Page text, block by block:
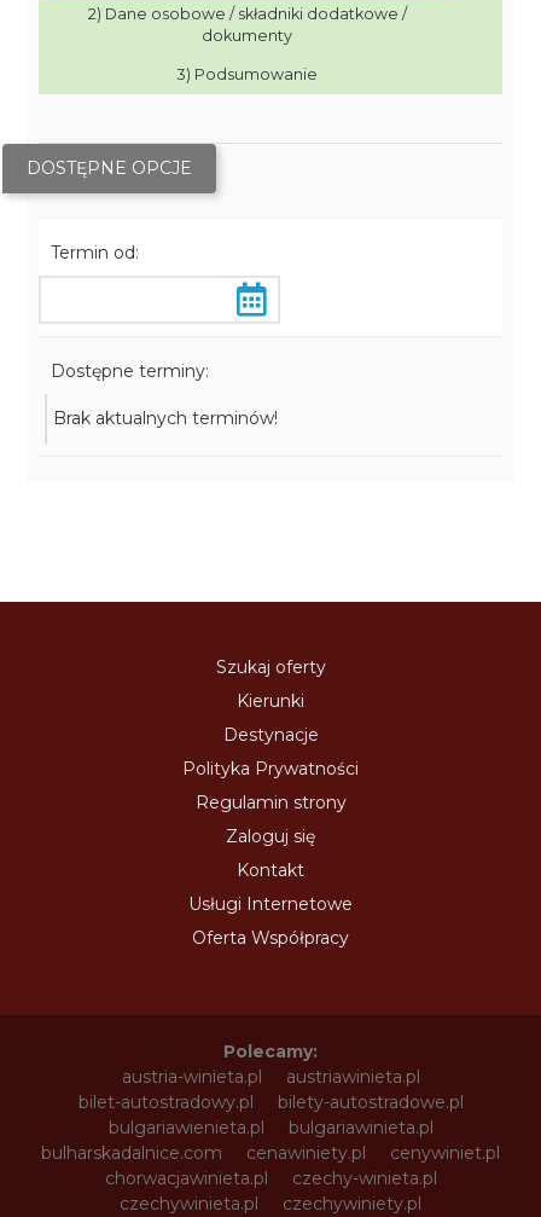
2) Dane osobowe / składniki dodatkowe /
dokumenty
3) Podsumowanie
DOSTĘPNE OPCJE
Termin od:
Dostępne terminy:
Brak aktualnych terminów!
Szukaj oferty
Kierunki
Destynacje
Polityka Prywatności
Regulamin strony
Zaloguj się
Kontakt
Usługi Internetowe
Oferta Współpracy
Polecamy:
austria-winieta.pl
austriawinieta.pl
bilet-autostradowy.pl
bilety-autostradowe.pl
bulgariawienieta.pl
bulgariawinieta.pl
bulharskadalnice.com
cenawiniety.pl
cenywiniet.pl
chorwacjawinieta.pl
czechy-winieta.pl
czechywinieta.pl
czechywiniety.pl